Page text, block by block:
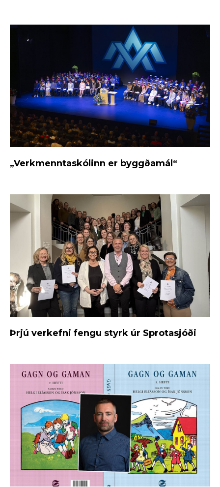
„Verkmenntaskólinn er byggðamál“
Þrjú verkefni fengu styrk úr Sprotasjóði